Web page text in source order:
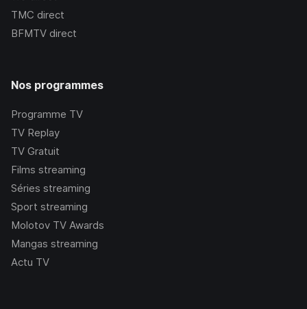
TMC direct
BFMTV direct
Nos programmes
Programme TV
TV Replay
TV Gratuit
Films streaming
Séries streaming
Sport streaming
Molotov TV Awards
Mangas streaming
Actu TV